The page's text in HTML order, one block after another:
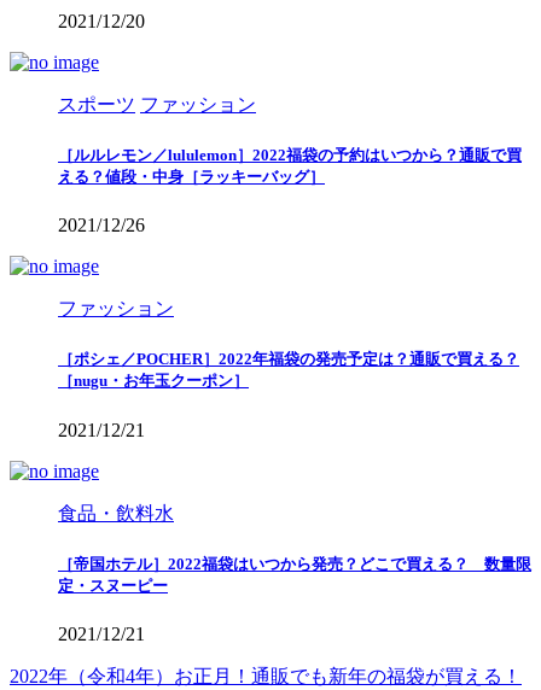
2021/12/20
スポーツ ファッション
［ルルレモン／lululemon］2022福袋の予約はいつから？通販で買
える？値段・中身［ラッキーバッグ］
2021/12/26
ファッション
［ポシェ／POCHER］2022年福袋の発売予定は？通販で買える？
［nugu・お年玉クーポン］
2021/12/21
食品・飲料水
［帝国ホテル］2022福袋はいつから発売？どこで買える？ 数量限
定・スヌーピー
2021/12/21
2022年（令和4年）お正月！通販でも新年の福袋が買える！